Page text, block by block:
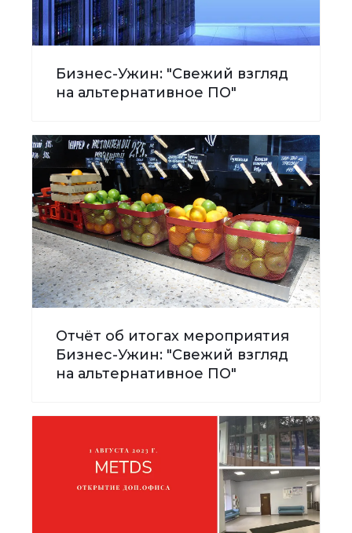
Бизнес-Ужин: "Свежий взгляд
на альтернативное ПО"
Отчёт об итогах мероприятия
Бизнес-Ужин: "Свежий взгляд
на альтернативное ПО"